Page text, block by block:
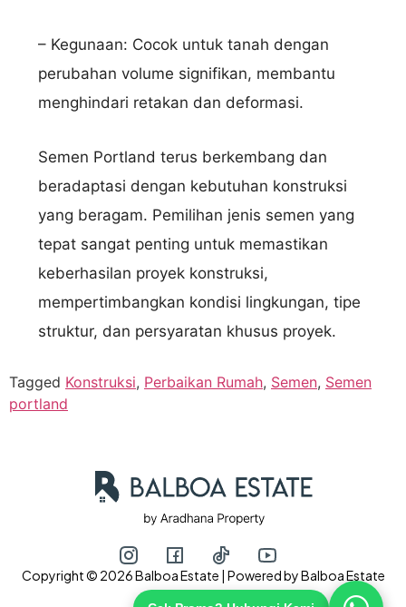
– Kegunaan: Cocok untuk tanah dengan
perubahan volume signifikan, membantu
menghindari retakan dan deformasi.
Semen Portland terus berkembang dan
beradaptasi dengan kebutuhan konstruksi
yang beragam. Pemilihan jenis semen yang
tepat sangat penting untuk memastikan
keberhasilan proyek konstruksi,
mempertimbangkan kondisi lingkungan, tipe
struktur, dan persyaratan khusus proyek.
Tagged Konstruksi, Perbaikan Rumah, Semen, Semen
portland
Copyright © 2026 Balboa Estate | Powered by Balboa Estate